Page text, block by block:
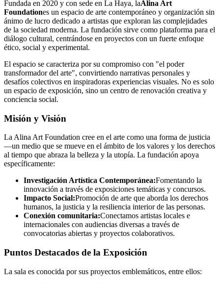
Fundada en 2020 y con sede en La Haya, laAlina Art
Foundationes un espacio de arte contemporáneo y organización sin
ánimo de lucro dedicado a artistas que exploran las complejidades
de la sociedad moderna. La fundación sirve como plataforma para el
diálogo cultural, centrándose en proyectos con un fuerte enfoque
ético, social y experimental.
El espacio se caracteriza por su compromiso con "el poder
transformador del arte", convirtiendo narrativas personales y
desafíos colectivos en inspiradoras experiencias visuales. No es solo
un espacio de exposición, sino un centro de renovación creativa y
conciencia social.
Misión y Visión
La Alina Art Foundation cree en el arte como una forma de justicia
—un medio que se mueve en el ámbito de los valores y los derechos
al tiempo que abraza la belleza y la utopía. La fundación apoya
específicamente:
Investigación Artística Contemporánea:Fomentando la
innovación a través de exposiciones temáticas y concursos.
Impacto Social:Promoción de arte que aborda los derechos
humanos, la justicia y la resiliencia interior de las personas.
Conexión comunitaria:Conectamos artistas locales e
internacionales con audiencias diversas a través de
convocatorias abiertas y proyectos colaborativos.
Puntos Destacados de la Exposición
La sala es conocida por sus proyectos emblemáticos, entre ellos: